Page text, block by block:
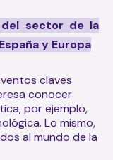
sector de la
y Europa
claves
conocer
por ejemplo,
Lo mismo,
al mundo de la